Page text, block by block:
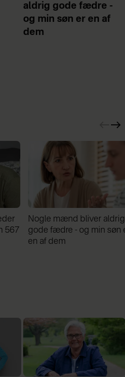
aldrig gode fædre -
og min søn er en af
dem
er
Samira Nawa: ”Det er
fantastisk at have min
familie, men jeg elsker